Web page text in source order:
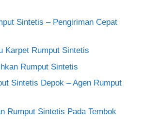
Sintetis – Pengiriman Cepat
Karpet Rumput Sintetis
Rumput Sintetis
Sintetis Depok – Agen Rumput
Rumput Sintetis Pada Tembok